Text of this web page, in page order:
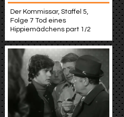
Der Kommissar, Staffel 5,
Folge 7 Tod eines
Hippiemädchens part 1/2